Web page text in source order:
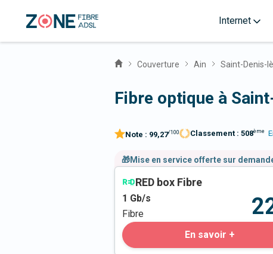
Internet
Couverture Ain Saint-Denis-
Fibre optique à
Note : 99,27/100 Classement : 508ème
🎁Mise en service offerte sur
RED box Fibre
1 Gb/s
Fibre
En savoir +